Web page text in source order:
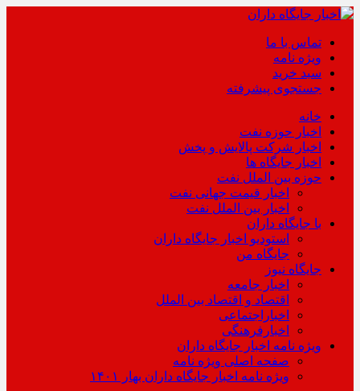
تماس با ما
ویژه نامه
سبد خرید
جستجوی پیشرفته
خانه
اخبار حوزه نفت
اخبار شرکت پالایش و پخش
اخبار جایگاه ها
حوزه بین الملل نفت
اخبار قیمت جهانی نفت
اخبار بین الملل نفت
با جایگاه داران
استودیو اخبار جایگاه داران
جایگاه من
جایگاه نیوز
اخبار جامعه
اقتصاد و اقتصاد بین الملل
اخباراجتماعی
اخبارفرهنگی
ویژه نامه اخبار جایگاه داران
صفحه اصلی ویژه نامه
ویژه نامه اخبار جایگاه داران بهار ۱۴۰۱